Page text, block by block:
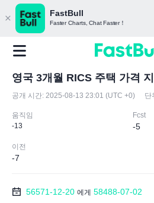
FastBull
Faster Charts, Chat Faster！
영국 3개월 RICS 주택 가격
공개 시간: 2025-08-13 23:01 (UTC +0) 단
움직임
-13
Fcst
-5
이전
-7
56571-12-20 에게 58488-07-02